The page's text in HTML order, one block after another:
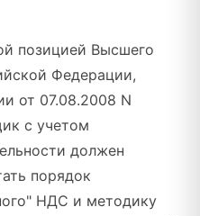
позицией Высшего
Федерации,
от 07.08.2008 N
с учетом
должен
порядок
НДС и методику